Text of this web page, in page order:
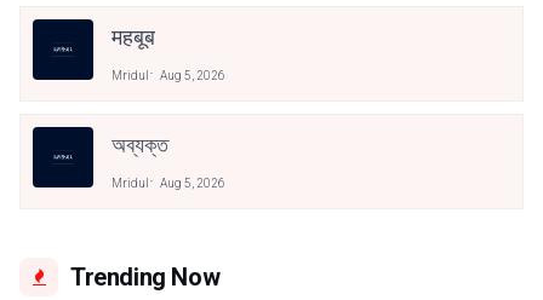
महबूब
Mridul Aug 5, 2026
অব্যক্ত
Mridul Aug 5, 2026
Trending Now